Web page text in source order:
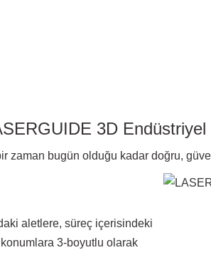
3D
zaman bugün olduğu kadar doğru,
aletlere, süreç içerisindeki
3-boyutlu olarak